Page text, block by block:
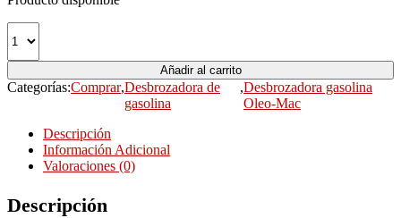
Añadir al carrito
Categorías:Comprar,Desbrozadora de
gasolina
,Desbrozadora gasolina
Oleo-Mac
Descripción
Información Adicional
Valoraciones (0)
Descripción